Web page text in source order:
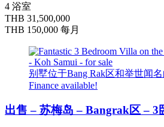
4 浴室
THB 31,500,000
THB 150,000 每月
别墅位于Bang Rak区和举世闻
Finance available!
出售 – 苏梅岛 – Bangrak区 – 3